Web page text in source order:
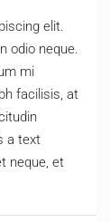
elit.
odio neque.
mi
facilisis, at
a text
neque, et